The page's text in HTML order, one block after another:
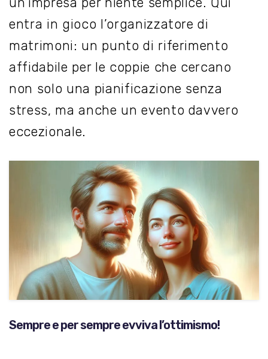
entra in gioco l’organizzatore di
matrimoni: un punto di riferimento
affidabile per le coppie che cercano
non solo una pianificazione senza
stress, ma anche un evento davvero
eccezionale.
Sempre e per sempre evviva l’ottimismo!